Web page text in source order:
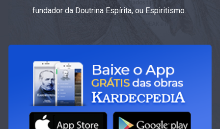
fundador da Doutrina Espírita, ou Espiritismo.